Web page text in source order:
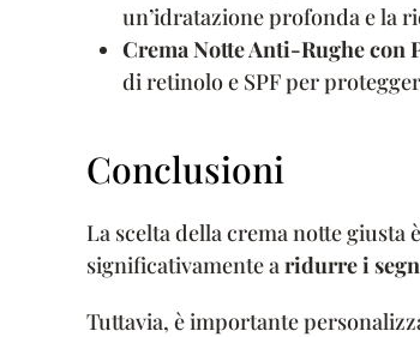
un’idratazione profonda e la
Crema Notte Anti-Rughe con
di retinolo e SPF per
Conclusioni
La scelta della crema notte
significativamente a ridurre i
Tuttavia, è importante